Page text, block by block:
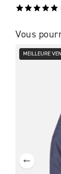
Vous
MEILLEURE